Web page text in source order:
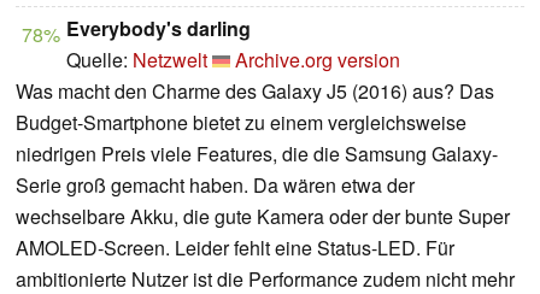
78% Everybody's darling
Quelle: Netzwelt
Archive.org version
Was macht den Charme des Galaxy J5 (2016) aus? Das
Budget-Smartphone bietet zu einem vergleichsweise
niedrigen Preis viele Features, die die Samsung Galaxy-
Serie groß gemacht haben. Da wären etwa der
wechselbare Akku, die gute Kamera oder der bunte Super
AMOLED-Screen. Leider fehlt eine Status-LED. Für
ambitionierte Nutzer ist die Performance zudem nicht mehr